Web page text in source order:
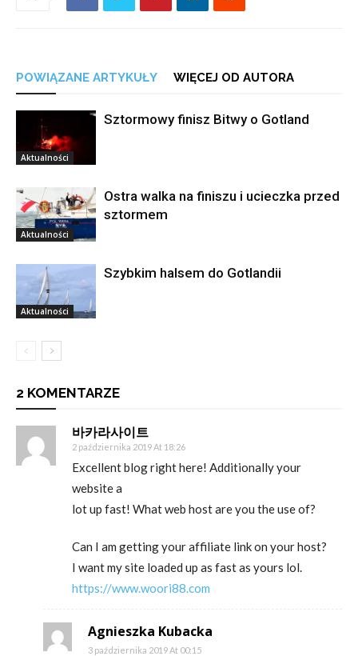
POWIĄZANE ARTYKUŁY WIĘCEJ OD AUTORA
Aktualności
Sztormowy finisz Bitwy o Gotland
Aktualności
Ostra walka na finiszu i ucieczka przed
sztormem
Aktualności
Szybkim halsem do Gotlandii
2 KOMENTARZE
바카라사이트
2 października 2019 At 18:26
Excellent blog right here! Additionally your
website a
lot up fast! What web host are you the use of?
Can I am getting your affiliate link on your host?
I want my site loaded up as fast as yours lol.
https://www.woori88.com
Agnieszka Kubacka
3 października 2019 At 00:15